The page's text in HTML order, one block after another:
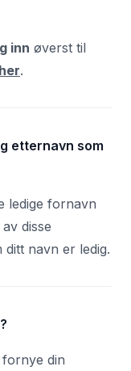
inn øverst til
.
etternavn som
ledige fornavn
disse
navn er ledig.
din